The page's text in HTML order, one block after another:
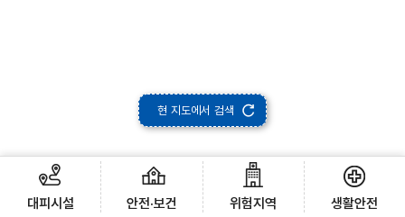
현 지도에서 검색
대피시설 안전·보건 위험지역 생활안전